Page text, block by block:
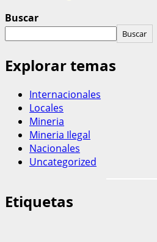
Buscar
Buscar
Explorar temas
Internacionales
Locales
Mineria
Mineria Ilegal
Nacionales
Uncategorized
Etiquetas